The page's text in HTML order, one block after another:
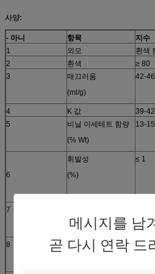
메시지를 남
곧 다시 연락 드
사양:
- 아니 항목 지수
1
외모 흰색
2
흰색 ≥ 80
3
매끄러움
(ml/g)
42-46
4 K 값 39-42
5
비닐 아세테트 함량
(% Wt)
13-15
6
휘발성
(%)
≤ 1
7
60 마일 횡단선
8
스파킹 밀도
≥ 0.6